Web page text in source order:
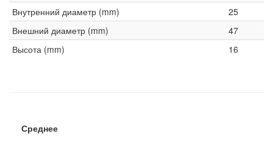
Внутренний диаметр (mm)
25
Внешний диаметр (mm)
47
Высота (mm)
16
Среднее